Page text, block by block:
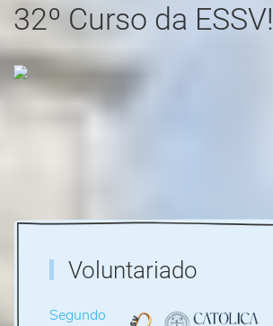
32º Curso da ESSV!
Voluntariado
Segundo